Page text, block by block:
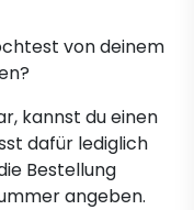
von deinem
kannst du einen
dafür lediglich
Bestellung
angeben.